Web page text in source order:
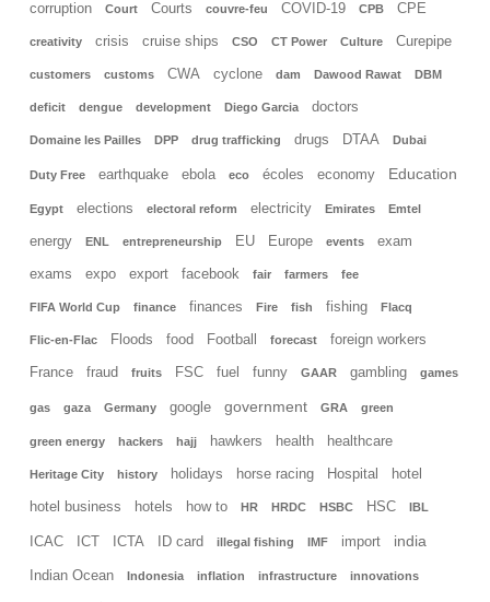
corruption Court Courts couvre-feu COVID-19 CPB CPE
creativity crisis cruise ships CSO CT Power Culture Curepipe
customers customs CWA cyclone dam Dawood Rawat DBM
deficit dengue development Diego Garcia doctors
Domaine les Pailles DPP drug trafficking drugs DTAA Dubai
Duty Free earthquake ebola eco écoles economy Education
Egypt elections electoral reform electricity Emirates Emtel
energy ENL entrepreneurship EU Europe events exam
exams expo export facebook fair farmers fee
FIFA World Cup finance finances Fire fish fishing Flacq
Flic-en-Flac Floods food Football forecast foreign workers
France fraud fruits FSC fuel funny GAAR gambling games
gas gaza Germany google government GRA green
green energy hackers hajj hawkers health healthcare
Heritage City history holidays horse racing Hospital hotel
hotel business hotels how to HR HRDC HSBC HSC IBL
ICAC ICT ICTA ID card illegal fishing IMF import india
Indian Ocean Indonesia inflation infrastructure innovations